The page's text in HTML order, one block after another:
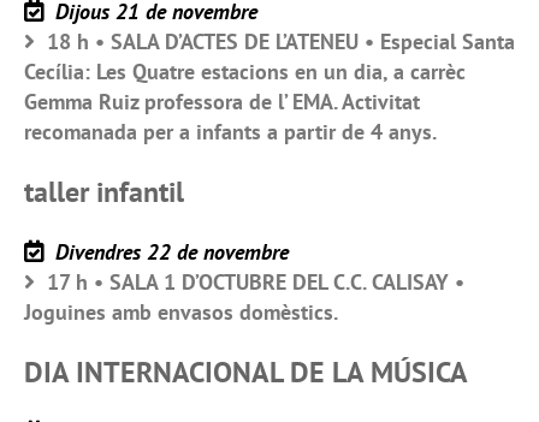
Dijous 21 de novembre
18 h • SALA D’ACTES DE L’ATENEU • Especial Santa
Cecília: Les Quatre estacions en un dia, a carrèc
Gemma Ruiz professora de l’ EMA. Activitat
recomanada per a infants a partir de 4 anys.
taller infantil
Divendres 22 de novembre
17 h • SALA 1 D’OCTUBRE DEL C.C. CALISAY •
Joguines amb envasos domèstics.
DIA INTERNACIONAL DE LA MÚSICA